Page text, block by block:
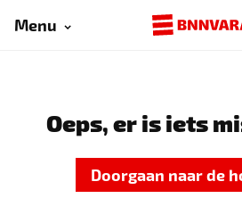
Menu
Oeps, er is iets
Doorgaan naar de